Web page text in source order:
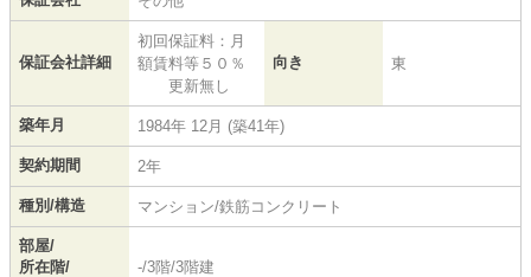
保証会社詳細
初回保証料：月
額賃料等５０％
更新無し
向き 東
築年月 1984年 12月 (築41年)
契約期間 2年
種別/構造 マンション/鉄筋コンクリート
部屋/
所在階/
-/3階/3階建